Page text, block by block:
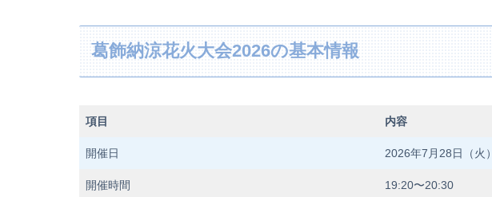
葛飾納涼花火大会2026の基本情報
項目 内容
開催日 2026年7月28日（火）
開催時間 19:20〜20:30